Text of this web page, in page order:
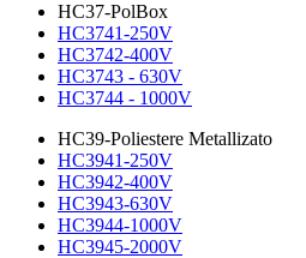
HC37-PolBox
HC3741-250V
HC3742-400V
HC3743 - 630V
HC3744 - 1000V
HC39-Poliestere Metallizato
HC3941-250V
HC3942-400V
HC3943-630V
HC3944-1000V
HC3945-2000V